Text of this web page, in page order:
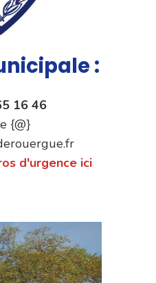
:
16 46
{@}
d'urgence ici